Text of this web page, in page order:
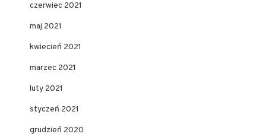
czerwiec 2021
maj 2021
kwiecień 2021
marzec 2021
luty 2021
styczeń 2021
grudzień 2020